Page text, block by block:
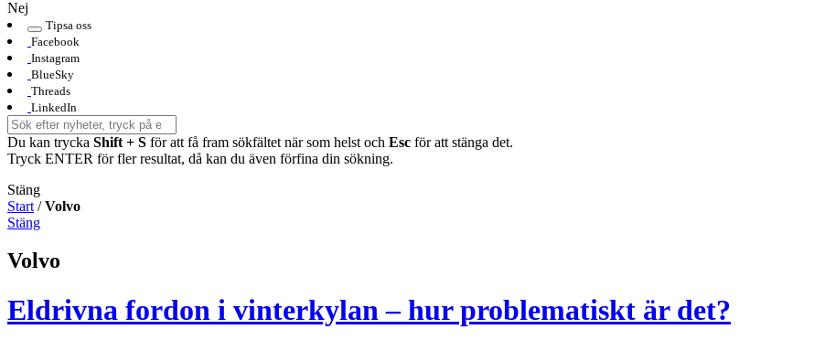
Nej
Tipsa oss
Facebook
Instagram
BlueSky
Threads
LinkedIn
Du kan trycka Shift + S för att få fram sökfältet när som helst och Esc för att stänga det.
Tryck ENTER för fler resultat, då kan du även förfina din sökning.
Stäng
Start /Volvo
Stäng
Volvo
Eldrivna fordon i vinterkylan – hur problematiskt är det?